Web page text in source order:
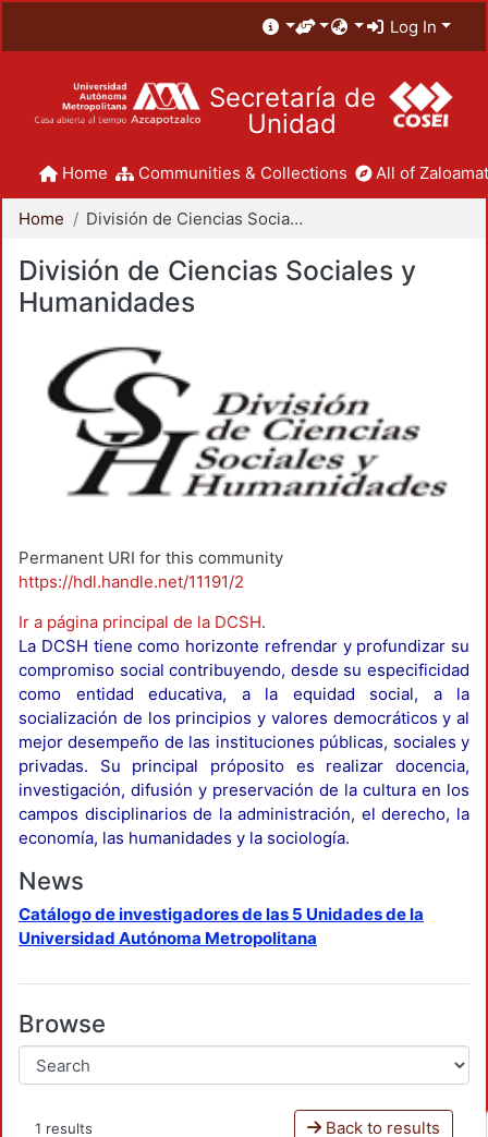
Log In
Secretaría de
Unidad
Home Communities & Collections All of
Home División de Ciencias Sociales y Humanidades
División de Ciencias Sociales y
Humanidades
Permanent URI for this community
https://hdl.handle.net/11191/2
Ir a página principal de la DCSH.
La DCSH tiene como horizonte refrendar y profundizar su
compromiso social contribuyendo, desde su especificidad
como entidad educativa, a la equidad social, a la
socialización de los principios y valores democráticos y al
mejor desempeño de las instituciones públicas, sociales y
privadas. Su principal próposito es realizar docencia,
investigación, difusión y preservación de la cultura en los
campos disciplinarios de la administración, el derecho, la
economía, las humanidades y la sociología.
News
Catálogo de investigadores de las 5 Unidades de la
Universidad Autónoma Metropolitana
Browse
1 results Back to results